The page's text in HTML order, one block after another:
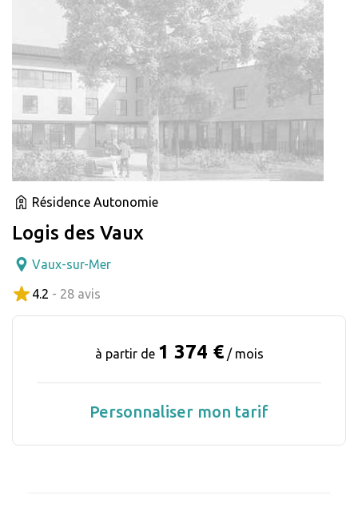
Résidence Autonomie
Logis des Vaux
Vaux-sur-Mer
4.2 - 28 avis
à partir de 1 374 € / mois
Personnaliser mon tarif